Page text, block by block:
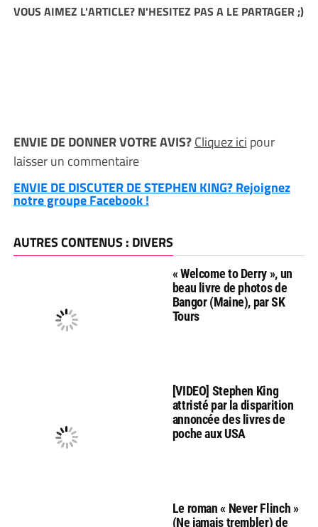
VOUS AIMEZ L'ARTICLE? N'HESITEZ PAS A LE PARTAGER ;)
ENVIE DE DONNER VOTRE AVIS?Cliquez ici pour
laisser un commentaire
ENVIE DE DISCUTER DE STEPHEN KING? Rejoignez
notre groupe Facebook !
AUTRES CONTENUS : DIVERS
« Welcome to Derry », un
beau livre de photos de
Bangor (Maine), par SK
Tours
[VIDEO] Stephen King
attristé par la disparition
annoncée des livres de
poche aux USA
Le roman « Never Flinch »
(Ne jamais trembler) de